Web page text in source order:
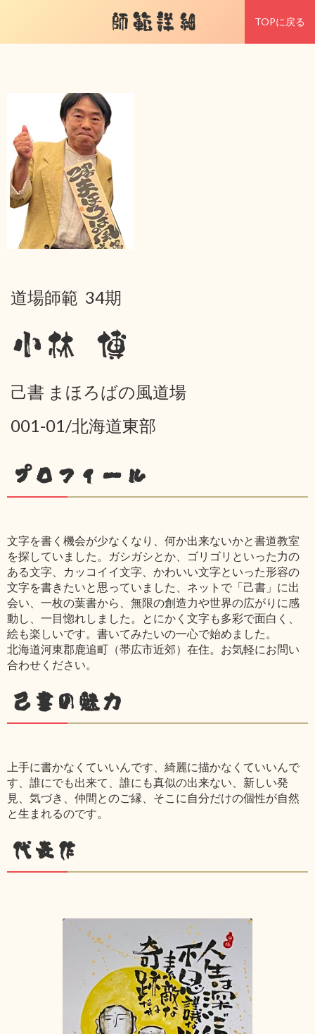
師範詳細 TOPに戻る
道場師範 34期
小林 博
己書 まほろばの風道場
001-01/北海道東部
プロフィール
文字を書く機会が少なくなり、何か出来ないかと書道教室
を探していました。ガシガシとか、ゴリゴリといった力の
ある文字、カッコイイ文字、かわいい文字といった形容の
文字を書きたいと思っていました、ネットで「己書」に出
会い、一枚の葉書から、無限の創造力や世界の広がりに感
動し、一目惚れしました。とにかく文字も多彩で面白く、
絵も楽しいです。書いてみたいの一心で始めました。
北海道河東郡鹿追町（帯広市近郊）在住。お気軽にお問い
合わせください。
己書の魅力
上手に書かなくていいんです、綺麗に描かなくていいんで
す、誰にでも出来て、誰にも真似の出来ない、新しい発
見、気づき、仲間とのご縁、そこに自分だけの個性が自然
と生まれるのです。
代表作